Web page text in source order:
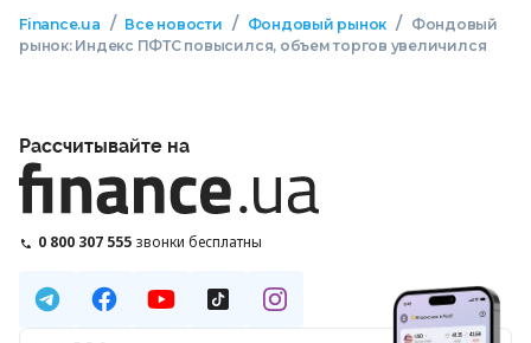
Finance.ua / Все новости / Фондовый рынок /
Фондовый
рынок: Индекс ПФТС повысился, объем торгов увеличился
Рассчитывайте на
0 800 307 555 звонки бесплатны